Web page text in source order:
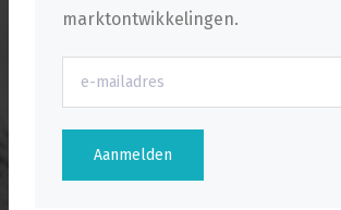
marktontwikkelingen.